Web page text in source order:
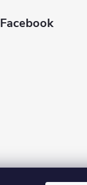
Facebook